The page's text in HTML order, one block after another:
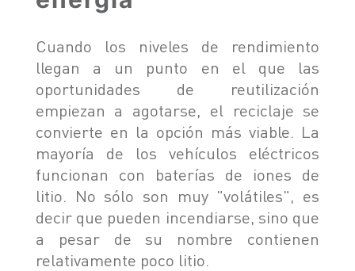
Cuando los niveles de rendimiento
llegan a un punto en el que las
oportunidades de reutilización
empiezan a agotarse, el reciclaje se
convierte en la opción más viable. La
mayoría de los vehículos eléctricos
funcionan con baterías de iones de
litio. No sólo son muy "volátiles", es
decir que pueden incendiarse, sino que
a pesar de su nombre contienen
relativamente poco litio.